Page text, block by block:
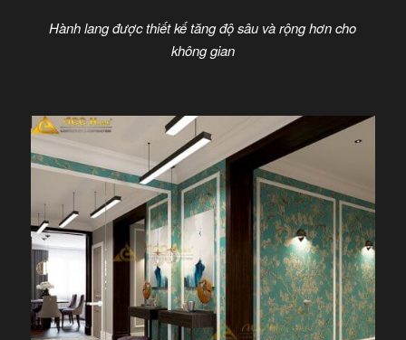
Hành lang được thiết kế tăng độ sâu và rộng hơn cho
không gian